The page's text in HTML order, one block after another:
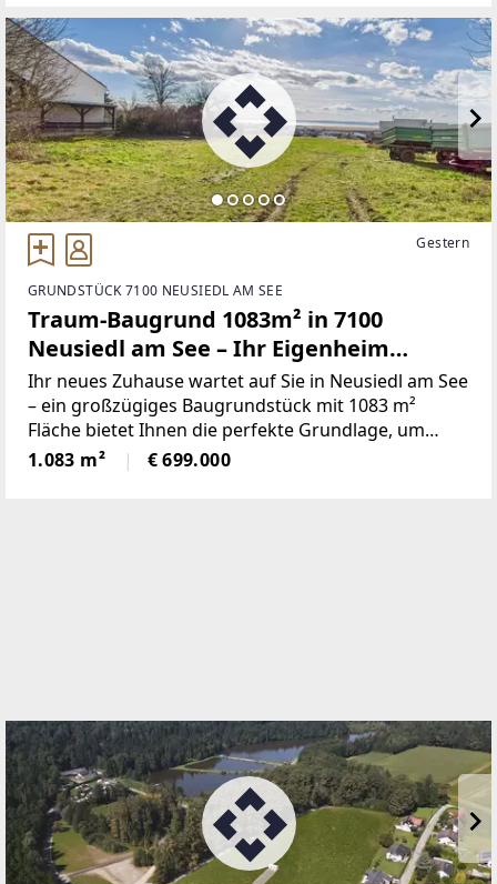
Gestern
GRUNDSTÜCK 7100 NEUSIEDL AM SEE
Traum-Baugrund 1083m² in 7100
Neusiedl am See – Ihr Eigenheim
wartet!
Ihr neues Zuhause wartet auf Sie in Neusiedl am See
– ein großzügiges Baugrundstück mit 1083 m²
Fläche bietet Ihnen die perfekte Grundlage, um
Ihren Traum vom Eigenheim zu verwirklichen.
Dieses erstklassige Grundstück befindet sich in der
1.083 m² € 699.000